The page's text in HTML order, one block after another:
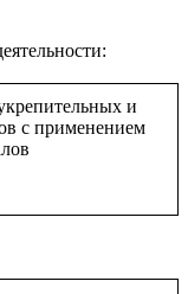
и
с применением